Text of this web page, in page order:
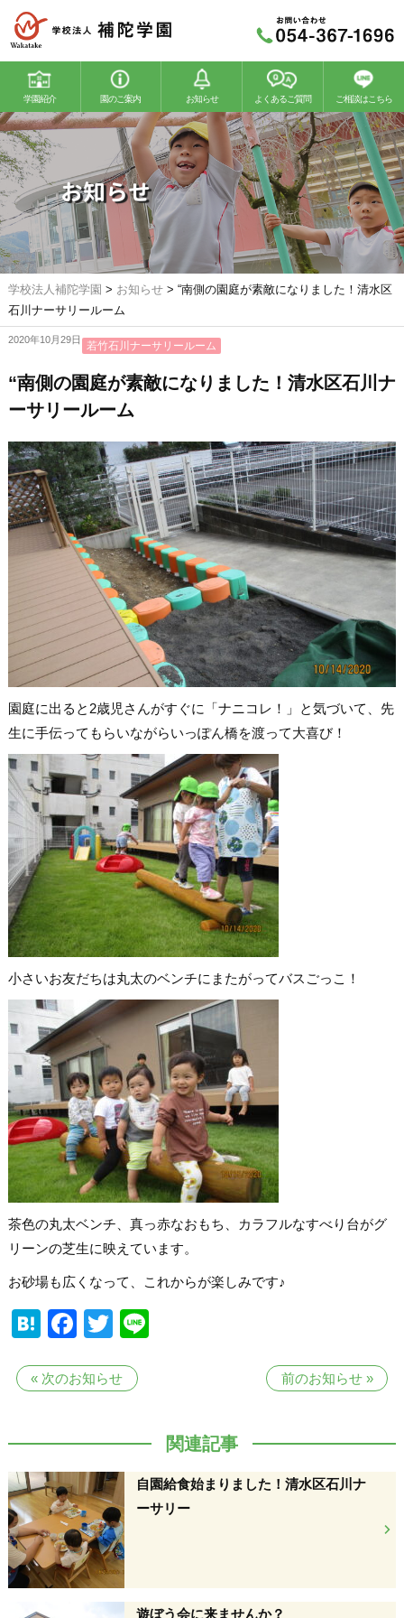
学園紹介 園のご案内
若竹幼稚園 若竹こどもの森
お知らせ よくあるご質問 ご相談はこちら
お知らせ
学校法人補陀学園 > お知らせ> “南側の園庭が素敵になりました！清水区
石川ナーサリールーム
2020年10月29日 若竹石川ナーサリールーム
“南側の園庭が素敵になりました！清水区石川ナ
ーサリールーム
園庭に出ると2歳児さんがすぐに「ナニコレ！」と気づいて、先
生に手伝ってもらいながらいっぽん橋を渡って大喜び！
小さいお友だちは丸太のベンチにまたがってバスごっこ！
茶色の丸太ベンチ、真っ赤なおもち、カラフルなすべり台がグ
リーンの芝生に映えています。
お砂場も広くなって、これからが楽しみです♪
Hatena
Facebook
Twitter
前のお知らせ»
« 次のお知らせ
関連記事
自園給食始まりました！清水区石川ナ
ーサリー
遊ぼう会に来ませんか？